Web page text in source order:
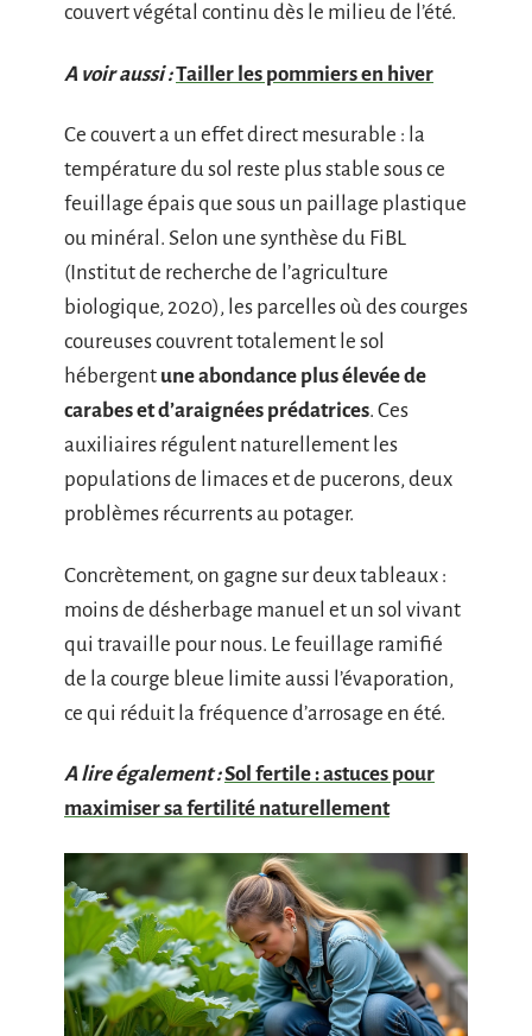
couvert végétal continu dès le milieu de l’été.
A voir aussi :Tailler les pommiers en hiver
Ce couvert a un effet direct mesurable : la
température du sol reste plus stable sous ce
feuillage épais que sous un paillage plastique
ou minéral. Selon une synthèse du FiBL
(Institut de recherche de l’agriculture
biologique, 2020), les parcelles où des courges
coureuses couvrent totalement le sol
hébergent une abondance plus élevée de
carabes et d’araignées prédatrices. Ces
auxiliaires régulent naturellement les
populations de limaces et de pucerons, deux
problèmes récurrents au potager.
Concrètement, on gagne sur deux tableaux :
moins de désherbage manuel et un sol vivant
qui travaille pour nous. Le feuillage ramifié
de la courge bleue limite aussi l’évaporation,
ce qui réduit la fréquence d’arrosage en été.
A lire également :Sol fertile : astuces pour
maximiser sa fertilité naturellement